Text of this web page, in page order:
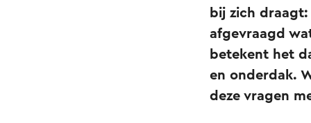
bij zich
afgevraagd
betekent het
en onderdak.
deze vragen